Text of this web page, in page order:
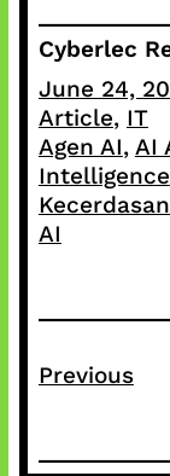
Cyberlec
June 24,
Article, IT
Agen AI, AI
Intelligence
AI
Previous